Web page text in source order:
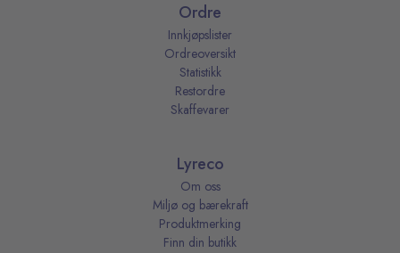
Ordre
Innkjøpslister
Ordreoversikt
Statistikk
Restordre
Skaffevarer
Lyreco
Om oss
Miljø og bærekraft
Produktmerking
Finn din butikk